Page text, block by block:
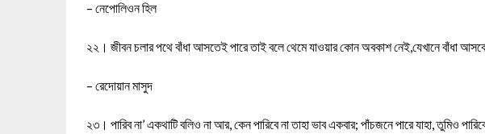
– নেপোলিওন হিল
২২। জীবন চলার পথে বাঁধা আসতেই পারে তাই বলে থেমে যাওয়ার কোন অবকাশ নেই,যেখানে বাঁধা
– রেদোয়ান মাসুদ
২৩। পারিব না’ একথাটি বলিও না আর, কেন পারিবে না তাহা ভাব একবার; পাঁচজনে পারে যাহা, তুমিও